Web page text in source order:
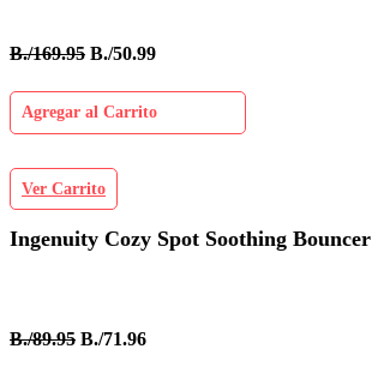
B./169.95 B./50.99
Agregar al Carrito
Ver Carrito
Ingenuity Cozy Spot Soothing Bouncer
B./89.95 B./71.96